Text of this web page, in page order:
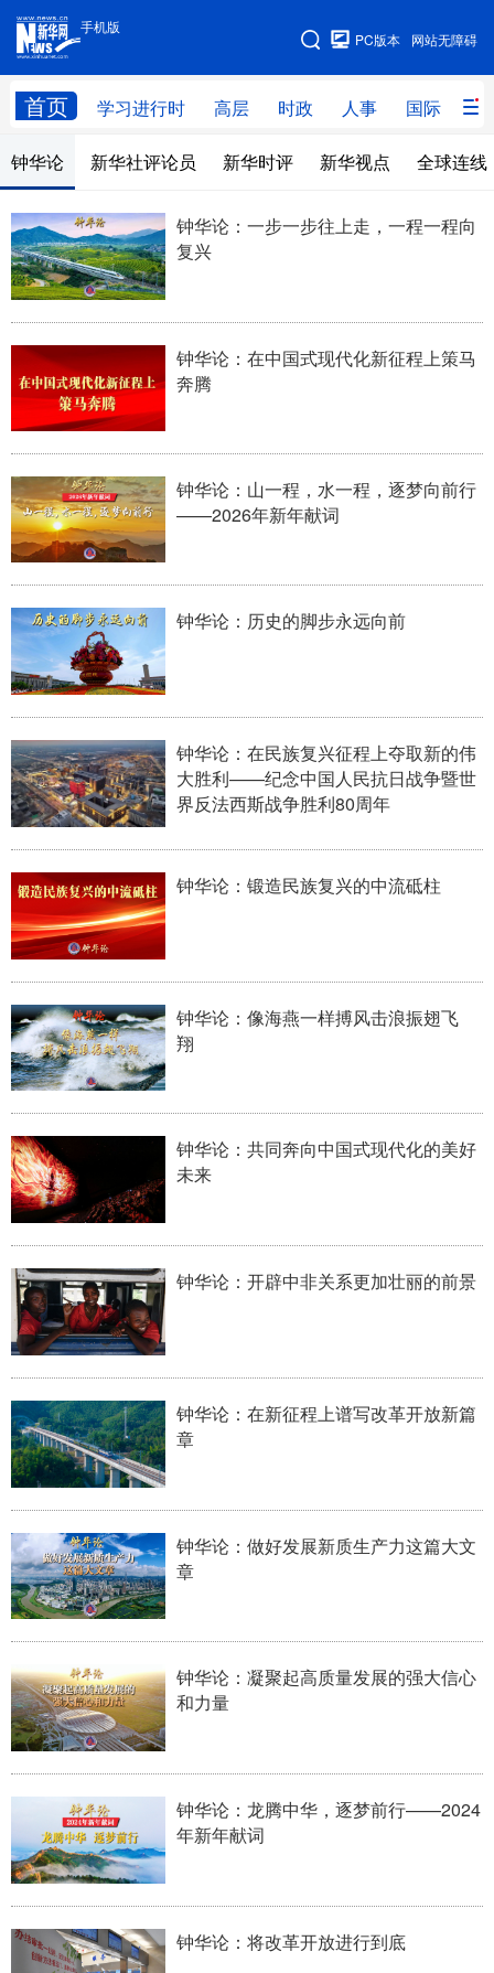
手机版
网站无障碍
PC版本
首页 学习进行时 高层 时政 人事 国际 财
手机版
网站地图
学习进行时 高层 时政 人事
国际 网评
台湾 思客智库
科技
文化 书画 健康 军事
访谈 视频
食品 人居 信息化 数字经济
学术中国 乡村振兴
城市 旅游 能源 会展
彩票 娱乐 时尚
公益 一带一路
文化产业
地方频道
北京 天津 河北 山西
辽宁 吉林 上海 江苏
浙江
广东 广西
四川
陕西
新疆 内蒙古
多语种频道
English Español
Русский язык
Deutsch Português
钟华论 新华社评论员 新华时评 新华视点 全球连线
钟华论：一步一步往上走，一程一程向
复兴
钟华论：在中国式现代化新征程上策马
奔腾
钟华论：山一程，水一程，逐梦向前行
——2026年新年献词
钟华论：历史的脚步永远向前
钟华论：在民族复兴征程上夺取新的伟
大胜利——纪念中国人民抗日战争暨世
界反法西斯战争胜利80周年
钟华论：锻造民族复兴的中流砥柱
钟华论：像海燕一样搏风击浪振翅飞
翔
钟华论：共同奔向中国式现代化的美好
未来
钟华论：开辟中非关系更加壮丽的前景
钟华论：在新征程上谱写改革开放新篇
章
钟华论：做好发展新质生产力这篇大文
章
钟华论：凝聚起高质量发展的强大信心
和力量
钟华论：龙腾中华，逐梦前行——2024
年新年献词
钟华论：将改革开放进行到底